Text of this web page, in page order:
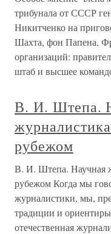
трибунала от СССР
Никитченко на
Шахта, фон Папена,
организаций:
штаб и высшее
В. И. Штепа.
рубежом
В. И. Штепа. Научная
рубежом Когда мы
журналистики, мы,
традиции и
отечественная